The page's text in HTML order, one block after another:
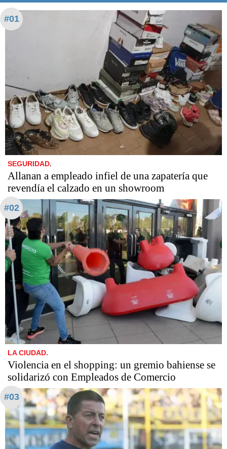
#01
SEGURIDAD.
Allanan a empleado infiel de una zapatería que
revendía el calzado en un showroom
#02
LA CIUDAD.
Violencia en el shopping: un gremio bahiense se
solidarizó con Empleados de Comercio
#03